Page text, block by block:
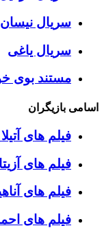
سریال
سریال یاغی
مستند بوی
اسامی بازیگران
فیلم های
فیلم های
فیلم های
فیلم های